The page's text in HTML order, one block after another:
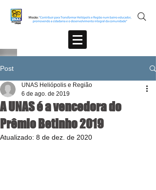
Post
A UNAS é a vencedora do
Prêmio Betinho 2019
UNAS Heliópolis e Região
6 de ago. de 2019
Atualizado: 8 de dez. de 2020